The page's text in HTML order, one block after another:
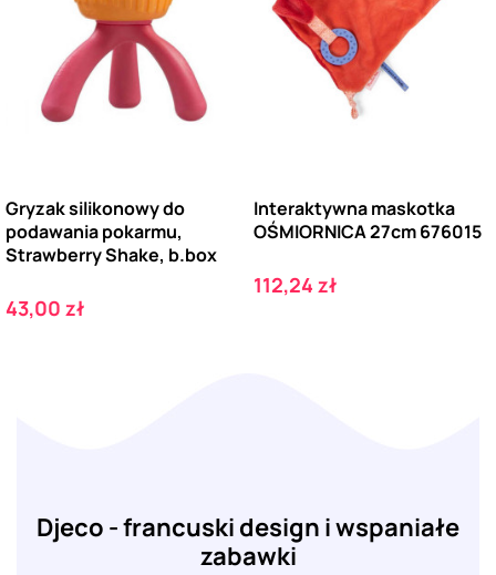
Gryzak silikonowy do
podawania pokarmu,
Strawberry Shake, b.box
Cena
43,00 zł
Interaktywna maskotka
OŚMIORNICA 27cm 676015
Cena
112,24 zł
Djeco - francuski design i wspaniałe
zabawki